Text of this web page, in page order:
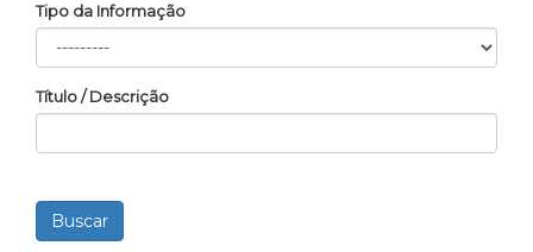
Tipo da Informação
Título / Descrição